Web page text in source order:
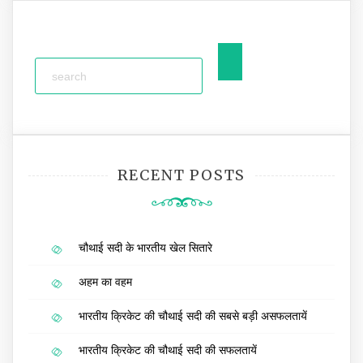
RECENT POSTS
चौथाई सदी के भारतीय खेल सितारे
अहम का वहम
भारतीय क्रिकेट की चौथाई सदी की सबसे बड़ी असफलतायें
भारतीय क्रिकेट की चौथाई सदी की सफलतायें